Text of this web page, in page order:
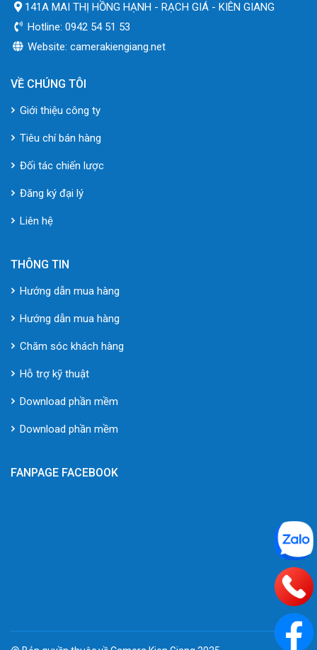
141A MAI THỊ HỒNG HẠNH - RẠCH GIÁ - KIÊN GIANG
Hotline: 0942 54 51 53
Website: camerakiengiang.net
VỀ CHÚNG TÔI
Giới thiệu công ty
Tiêu chí bán hàng
Đối tác chiến lược
Đăng ký đại lý
Liên hệ
THÔNG TIN
Hướng dẫn mua hàng
Hướng dẫn mua hàng
Chăm sóc khách hàng
Hỗ trợ kỹ thuật
Download phần mềm
Download phần mềm
FANPAGE FACEBOOK